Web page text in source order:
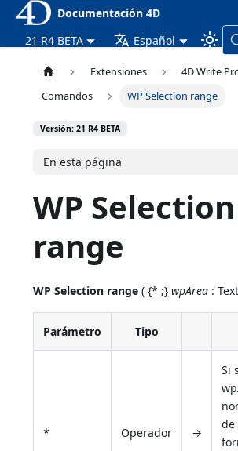
Documentación 4D
21 R4 BETA
Español
Extensiones
4D Write
Comandos
WP Selection range
Versión: 21 R4 BETA
En esta página
WP Selection
range
WP Selection range ( {* ;}wpArea :
Parámetro Tipo
* Operador →
Si
de